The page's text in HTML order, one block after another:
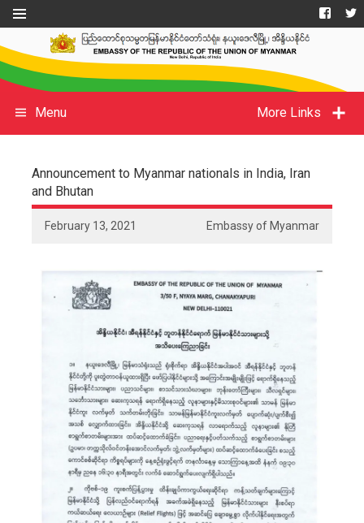
More Links
Menu
Announcement to Myanmar nationals in India, Iran
and Bhutan
February 13, 2021 Embassy of Myanmar